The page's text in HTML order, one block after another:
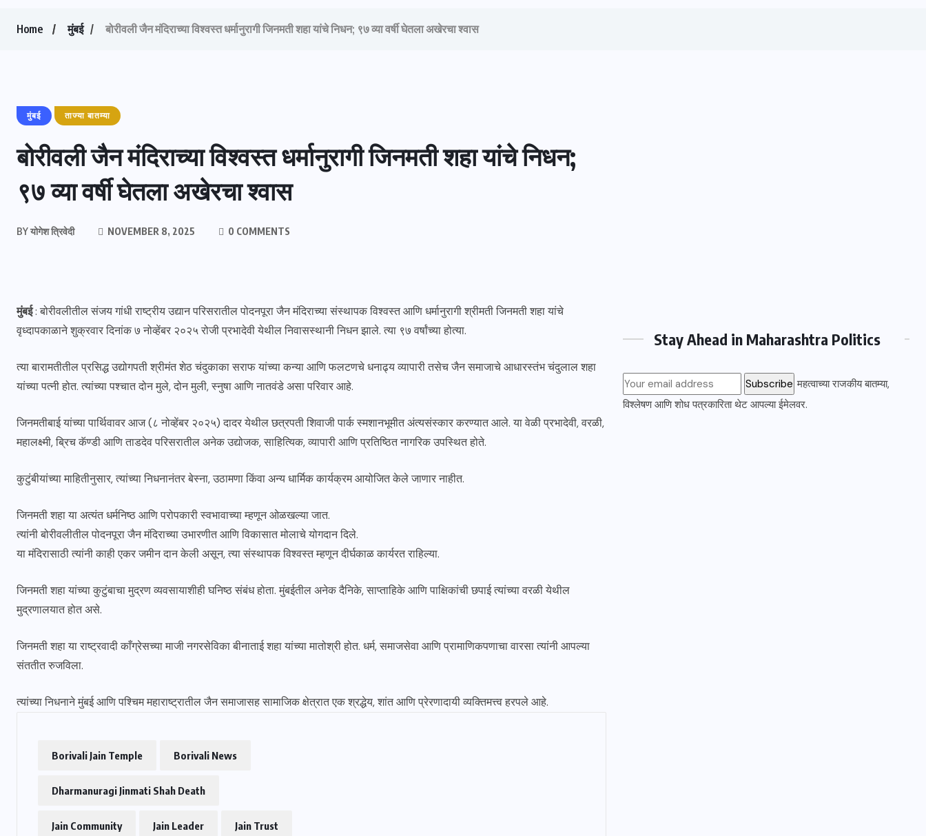
Home मुंबई बोरीवली जैन मंदिराच्या विश्वस्त धर्मानुरागी जिनमती शहा यांचे निधन; ९७ व्या वर्षी घेतला अखेरचा श्वास
मुंबई ताज्या बातम्या
बोरीवली जैन मंदिराच्या विश्वस्त धर्मानुरागी जिनमती शहा यांचे निधन;
९७ व्या वर्षी घेतला अखेरचा श्वास
BYयोगेश त्रिवेदी NOVEMBER 8, 2025 0 COMMENTS
मुंबई: बोरीवलीतील संजय गांधी राष्ट्रीय उद्यान परिसरातील पोदनपूरा जैन मंदिराच्या संस्थापक विश्वस्त आणि धर्मानुरागी श्रीमती जिनमती शहा यांचे
वृध्दापकाळाने शुक्रवार दिनांक ७ नोव्हेंबर २०२५ रोजी प्रभादेवी येथील निवासस्थानी निधन झाले. त्या ९७ वर्षांच्या होत्या.
त्या बारामतीतील प्रसिद्ध उद्योगपती श्रीमंत शेठ चंदुकाका सराफ यांच्या कन्या आणि फलटणचे धनाढ्य व्यापारी तसेच जैन समाजाचे आधारस्तंभ चंदुलाल शहा
यांच्या पत्नी होत. त्यांच्या पश्चात दोन मुले, दोन मुली, स्नुषा आणि नातवंडे असा परिवार आहे.
जिनमतीबाई यांच्या पार्थिवावर आज (८ नोव्हेंबर २०२५) दादर येथील छत्रपती शिवाजी पार्क स्मशानभूमीत अंत्यसंस्कार करण्यात आले. या वेळी प्रभादेवी, वरळी,
महालक्ष्मी, ब्रिच कॅण्डी आणि ताडदेव परिसरातील अनेक उद्योजक, साहित्यिक, व्यापारी आणि प्रतिष्ठित नागरिक उपस्थित होते.
कुटुंबीयांच्या माहितीनुसार, त्यांच्या निधनानंतर बेस्ना, उठामणा किंवा अन्य धार्मिक कार्यक्रम आयोजित केले जाणार नाहीत.
जिनमती शहा या अत्यंत धर्मनिष्ठ आणि परोपकारी स्वभावाच्या म्हणून ओळखल्या जात.
त्यांनी बोरीवलीतील पोदनपूरा जैन मंदिराच्या उभारणीत आणि विकासात मोलाचे योगदान दिले.
या मंदिरासाठी त्यांनी काही एकर जमीन दान केली असून, त्या संस्थापक विश्वस्त म्हणून दीर्घकाळ कार्यरत राहिल्या.
जिनमती शहा यांच्या कुटुंबाचा मुद्रण व्यवसायाशीही घनिष्ठ संबंध होता. मुंबईतील अनेक दैनिके, साप्ताहिके आणि पाक्षिकांची छपाई त्यांच्या वरळी येथील
मुद्रणालयात होत असे.
जिनमती शहा या राष्ट्रवादी काँग्रेसच्या माजी नगरसेविका बीनाताई शहा यांच्या मातोश्री होत. धर्म, समाजसेवा आणि प्रामाणिकपणाचा वारसा त्यांनी आपल्या
संततीत रुजविला.
त्यांच्या निधनाने मुंबई आणि पश्चिम महाराष्ट्रातील जैन समाजासह सामाजिक क्षेत्रात एक श्रद्धेय, शांत आणि प्रेरणादायी व्यक्तिमत्त्व हरपले आहे.
Borivali Jain Temple Borivali News
Dharmanuragi Jinmati Shah Death
Jain Community Jain Leader Jain Trust
Stay Ahead in Maharashtra Politics
महत्वाच्या राजकीय बातम्या,
विश्लेषण आणि शोध पत्रकारिता थेट आपल्या ईमेलवर.